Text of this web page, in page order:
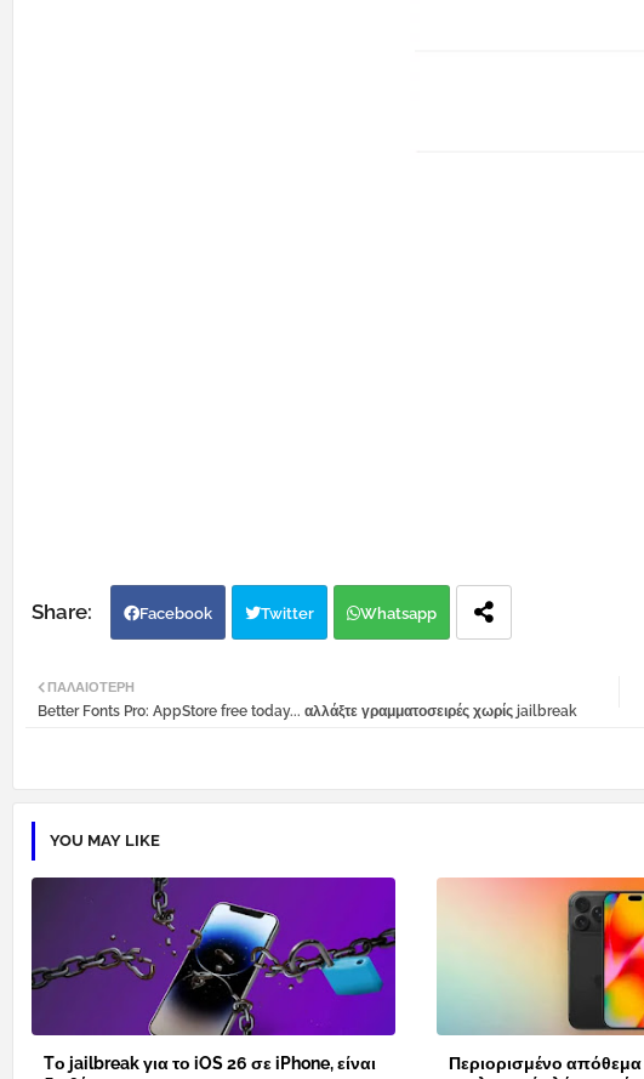
Facebook Twitter Whatsapp
ΠΑΛΑΙΌΤΕΡΗ
Better Fonts Pro: AppStore free today... αλλάξτε γραμματοσειρές χωρίς jailbreak
YOU MAY LIKE
Tο jailbreak για το iOS 26 σε iPhone, είναι
Περιορισμένο απόθεμα